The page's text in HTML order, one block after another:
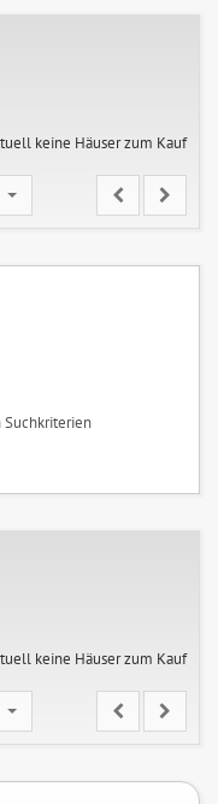
keine Häuser zum Kauf
keine Häuser zum Kauf